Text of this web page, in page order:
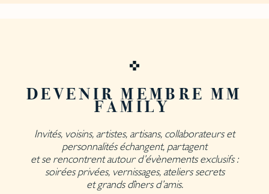
DEVENIR MEMBRE MM
FAMILY
Invités, voisins, artistes, artisans, collaborateurs et
personnalités échangent, partagent
et se rencontrent autour d’évènements exclusifs :
soirées privées, vernissages, ateliers secrets
et grands dîners d’amis.